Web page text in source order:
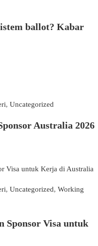
ballot? Kabar
, Uncategorized
Australia 2026
, Uncategorized, Working
Sponsor Visa untuk